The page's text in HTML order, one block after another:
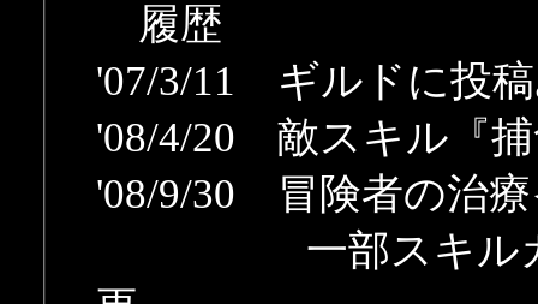
履歴
'07/3/11 ギルドに投
'08/4/20 敵スキル『
'08/9/30 冒険者の治
一部スキルカー